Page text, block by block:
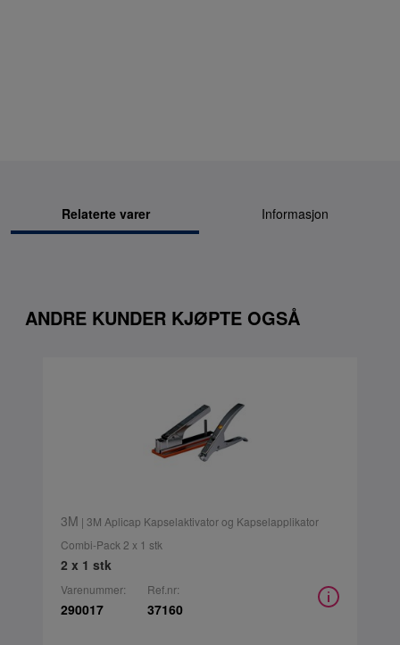
Relaterte varer Informasjon
ANDRE KUNDER KJØPTE OGSÅ
3M | 3M Aplicap Kapselaktivator og Kapselapplikator
Combi-Pack 2 x 1 stk
2 x 1 stk
Varenummer:
290017
Ref.nr:
37160